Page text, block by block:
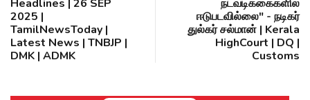
Headlines | 26 SEP
2025 |
TamilNewsToday |
Latest News | TNBJP |
DMK | ADMK
நடவடிக்கைகளில்
ஈடுபடவில்லை" - நடிகர்
துல்கர் சல்மான் | Kerala
HighCourt | DQ |
Customs